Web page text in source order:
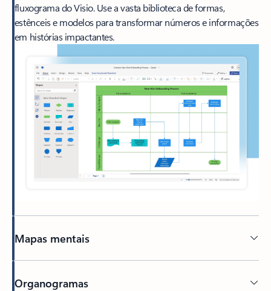
fluxograma do Visio. Use a vasta biblioteca de formas,
estênceis e modelos para transformar números e informações
em histórias impactantes.
Mapas mentais
Organogramas